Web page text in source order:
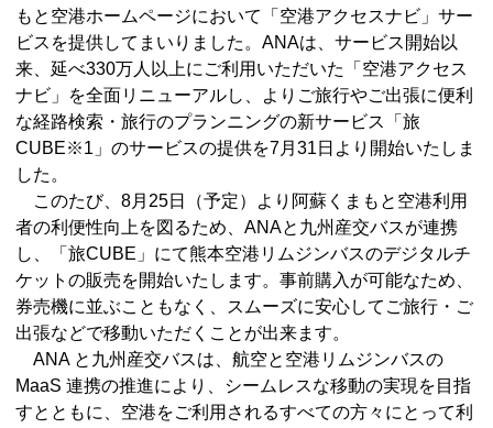
もと空港ホームページにおいて「空港アクセスナビ」サー
ビスを提供してまいりました。ANAは、サービス開始以
来、延べ330万人以上にご利用いただいた「空港アクセス
ナビ」を全面リニューアルし、よりご旅行やご出張に便利
な経路検索・旅行のプランニングの新サービス「旅
CUBE※1」のサービスの提供を7月31日より開始いたしま
した。
このたび、8月25日（予定）より阿蘇くまもと空港利用
者の利便性向上を図るため、ANAと九州産交バスが連携
し、「旅CUBE」にて熊本空港リムジンバスのデジタルチ
ケットの販売を開始いたします。事前購入が可能なため、
券売機に並ぶこともなく、スムーズに安心してご旅行・ご
出張などで移動いただくことが出来ます。
ANA と九州産交バスは、航空と空港リムジンバスの
MaaS 連携の推進により、シームレスな移動の実現を目指
すとともに、空港をご利用されるすべての方々にとって利